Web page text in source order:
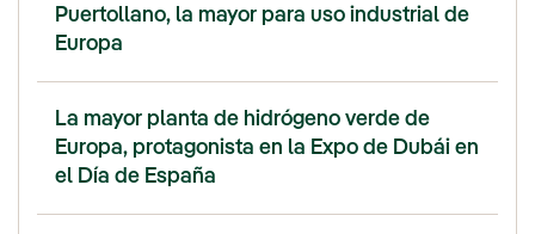
Puertollano, la mayor para uso industrial de
Europa
La mayor planta de hidrógeno verde de
Europa, protagonista en la Expo de Dubái en
el Día de España